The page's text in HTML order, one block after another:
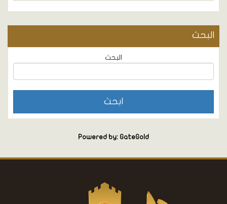
البحث
البحث
Powered by: GateGold